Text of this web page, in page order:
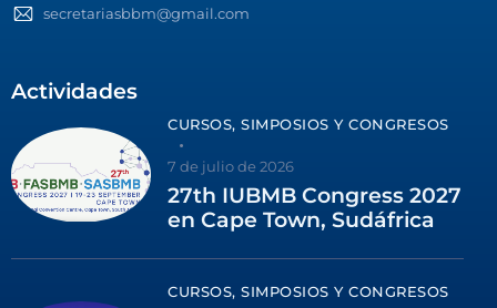
secretariasbbm@gmail.com
Actividades
CURSOS, SIMPOSIOS Y CONGRESOS
7 de julio de 2026
27th IUBMB Congress 2027
en Cape Town, Sudáfrica
CURSOS, SIMPOSIOS Y CONGRESOS